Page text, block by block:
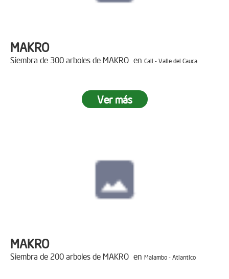
MAKRO
Siembra de 300 arboles de MAKRO en Cali - Valle del Cauca
Ver más
MAKRO
Siembra de 200 arboles de MAKRO en Malambo - Atlantico